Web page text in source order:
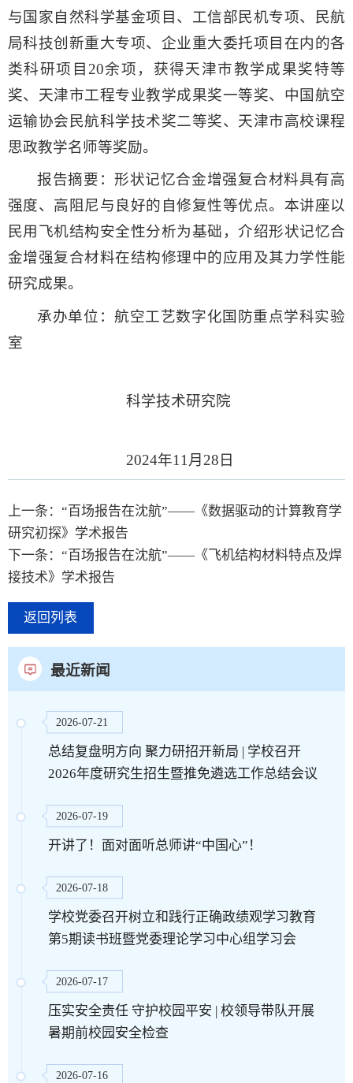
与国家自然科学基金项目、工信部民机专项、民航
局科技创新重大专项、企业重大委托项目在内的各
类科研项目20余项，获得天津市教学成果奖特等
奖、天津市工程专业教学成果奖一等奖、中国航空
运输协会民航科学技术奖二等奖、天津市高校课程
思政教学名师等奖励。
报告摘要：形状记忆合金增强复合材料具有高
强度、高阻尼与良好的自修复性等优点。本讲座以
民用飞机结构安全性分析为基础，介绍形状记忆合
金增强复合材料在结构修理中的应用及其力学性能
研究成果。
承办单位：航空工艺数字化国防重点学科实验
室
科学技术研究院
2024年11月28日
上一条：“百场报告在沈航”——《数据驱动的计算教育学
研究初探》学术报告
下一条：“百场报告在沈航”——《飞机结构材料特点及焊
接技术》学术报告
返回列表
最近新闻
2026-07-21
总结复盘明方向 聚力研招开新局 | 学校召开
2026年度研究生招生暨推免遴选工作总结会议
2026-07-19
开讲了！面对面听总师讲“中国心”！
2026-07-18
学校党委召开树立和践行正确政绩观学习教育
第5期读书班暨党委理论学习中心组学习会
2026-07-17
压实安全责任 守护校园平安 | 校领导带队开展
暑期前校园安全检查
2026-07-16